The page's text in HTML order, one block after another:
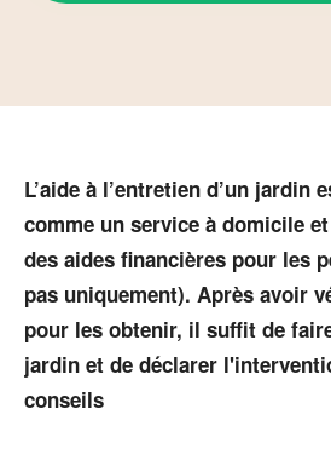
L’aide à l’entretien d’un jardin
comme un service à domicile
des aides financières pour les
pas uniquement). Après avoir
pour les obtenir, il suffit de
jardin et de déclarer
conseils